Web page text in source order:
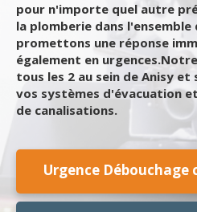
pour n'importe quel autre
la plomberie dans l'ensemble
promettons une réponse
également en
tous les 2 au sein de Anisy
vos systèmes d'évacuation
de canalisations.
Urgence